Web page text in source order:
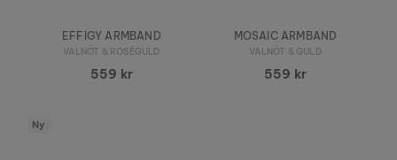
EFFIGY ARMBAND
VALNÖT & ROSÉGULD
559 kr
MOSAIC ARMBAND
VALNÖT & GULD
559 kr
Ny